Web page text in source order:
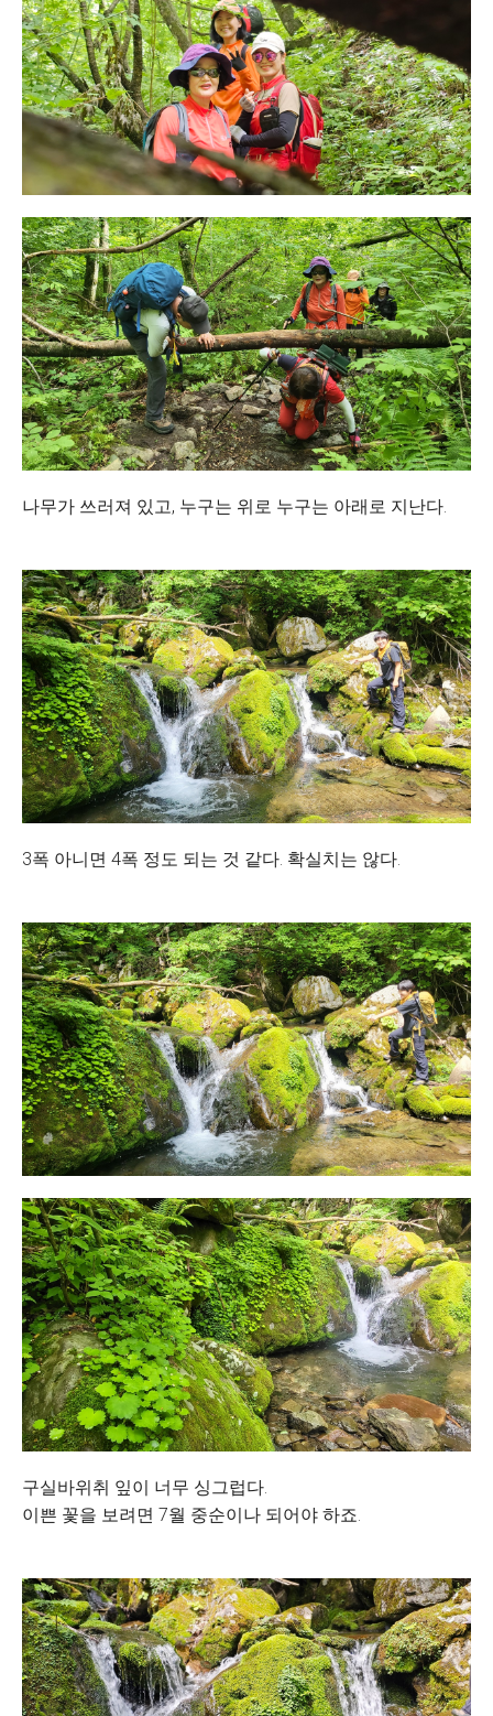
나무가 쓰러져 있고, 누구는 위로 누구는 아래로 지난다.
3폭 아니면 4폭 정도 되는 것 같다. 확실치는 않다.
구실바위취 잎이 너무 싱그럽다.
이쁜 꽃을 보려면 7월 중순이나 되어야 하죠.